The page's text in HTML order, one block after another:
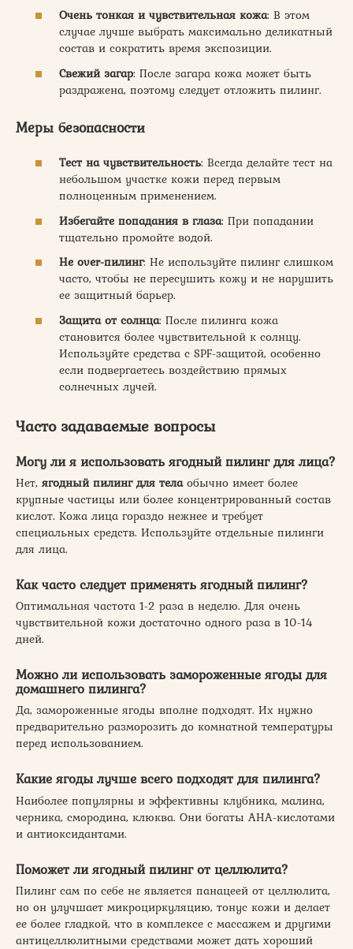
Очень тонкая и чувствительная кожа: В этом
случае лучше выбрать максимально деликатный
состав и сократить время экспозиции.
Свежий загар: После загара кожа может быть
раздражена, поэтому следует отложить пилинг.
Меры безопасности
Тест на чувствительность: Всегда делайте тест на
небольшом участке кожи перед первым
полноценным применением.
Избегайте попадания в глаза: При попадании
тщательно промойте водой.
Не over-пилинг: Не используйте пилинг слишком
часто, чтобы не пересушить кожу и не нарушить
ее защитный барьер.
Защита от солнца: После пилинга кожа
становится более чувствительной к солнцу.
Используйте средства с SPF-защитой, особенно
если подвергаетесь воздействию прямых
солнечных лучей.
Часто задаваемые вопросы
Могу ли я использовать ягодный пилинг для лица?
Нет,ягодный пилинг для телаобычно имеет более
крупные частицы или более концентрированный состав
кислот. Кожа лица гораздо нежнее и требует
специальных средств. Используйте отдельные пилинги
для лица.
Как часто следует применять ягодный пилинг?
Оптимальная частота 1-2 раза в неделю. Для очень
чувствительной кожи достаточно одного раза в 10-14
дней.
Можно ли использовать замороженные ягоды для
домашнего пилинга?
Да, замороженные ягоды вполне подходят. Их нужно
предварительно разморозить до комнатной температуры
перед использованием.
Какие ягоды лучше всего подходят для пилинга?
Наиболее популярны и эффективны клубника, малина,
черника, смородина, клюква. Они богаты АНА-кислотами
и антиоксидантами.
Поможет ли ягодный пилинг от целлюлита?
Пилинг сам по себе не является панацеей от целлюлита,
но он улучшает микроциркуляцию, тонус кожи и делает
ее более гладкой, что в комплексе с массажем и другими
антицеллюлитными средствами может дать хороший